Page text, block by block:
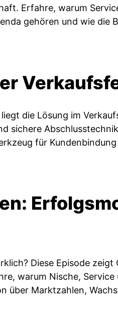
Erfahre, warum
gehören und wie die
die Lösung im
sichere
für
Diese Episode
warum Nische,
über Marktzahlen,